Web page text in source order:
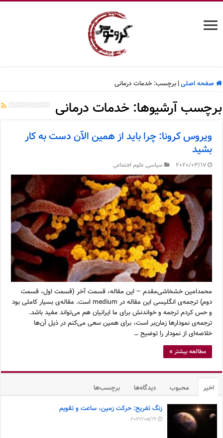
صفحه اصلی| برچسب:خدمات درمانی
برچسب آرشیوها:خدمات درمانی
ویروس کرونا: چرا باید از همین الآن دست به کار
بشید
2020/03/17 سیاسی,علوم اجتماعی
محمدامین خشخاشی‌مقدم – این مقاله، قسمت آخر (قسمت اول، قسمت
دوم) ترجمه‌ی انگلیسی این مقاله در medium است. مقاله‌ی بسیار کاملی بود
و حس کردم ترجمه و خواندنش برای ما ایرانیان هم می‌تواند مفید باشد.
ترجمه‌ی نمودارها زمان‌بر است، برای همین سعی می‌کنم در ذیل آن‌ها
خلاصه‌ای از نمودار را توضیح …
مطالعه بیشتر »
اخیر محبوب دیدگاه‌ها برچسب‌ها
زنگ تفریح: حرکت زمین، ساعت و تقویم
2022/05/19